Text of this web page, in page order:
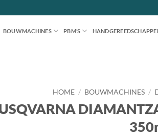
BOUWMACHINES PBM’S
HOME / BOUWMACHINES /